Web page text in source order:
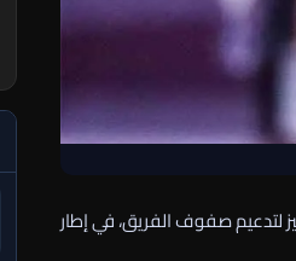
لتدعيم صفوف الفريق، في إطار